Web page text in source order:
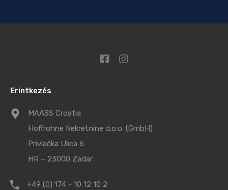
Erintkezés
MAASS Croatia
Hoffrohne Nekretnine d.o.o. (GmbH)
Privlačka Ulica 6
HR – 23000 Zadar
+49 (0) 174 - 10 12 10 2